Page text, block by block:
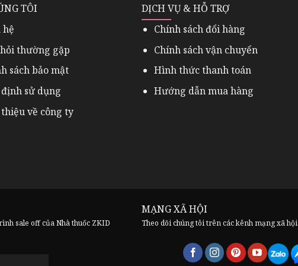
TÔI
hệ
thường gặp
sách bảo mật
sử dụng
về công ty
DỊCH VỤ & HỖ TRỢ
Chính sách đổi hàng
Chính sách vận chuyển
Hình thức thanh toán
Hướng dẫn mua hàng
sale off của Nhà thuốc ZKID
MẠNG XÃ HỘI
Theo dõi chúng tôi trên các kênh mạng xã hội